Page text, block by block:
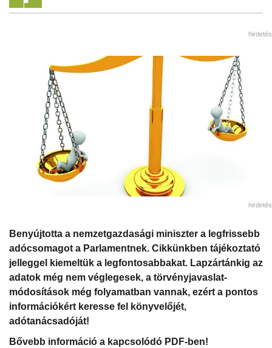
hirdetés
hirdetés
Benyújtotta a nemzetgazdasági miniszter a legfrissebb
adócsomagot a Parlamentnek. Cikkünkben tájékoztató
jelleggel kiemeltük a legfontosabbakat. Lapzártánkig az
adatok még nem véglegesek, a törvényjavaslat-
módosítások még folyamatban vannak, ezért a pontos
információkért keresse fel könyvelőjét,
adótanácsadóját!
Bővebb információ a kapcsolódó PDF-ben!